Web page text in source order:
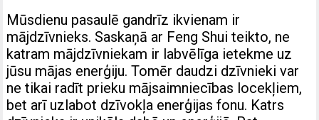
Mūsdienu pasaulē gandrīz ikvienam ir
mājdzīvnieks. Saskaņā ar Feng Shui teikto, ne
katram mājdzīvniekam ir labvēlīga ietekme uz
jūsu mājas enerģiju. Tomēr daudzi dzīvnieki var
ne tikai radīt prieku mājsaimniecības locekļiem,
bet arī uzlabot dzīvokļa enerģijas fonu. Katrs